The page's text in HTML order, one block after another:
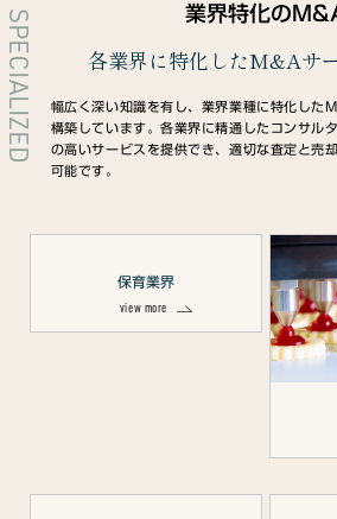
SPECIALIZED 業界特化の
各業界に特化したM&Aサ
幅広く深い知識を有し、業界業種に特化した
構築しています。各業界に精通したコンサル
の高いサービスを提供でき、適切な査定と売
可能です。
保育業界
view more